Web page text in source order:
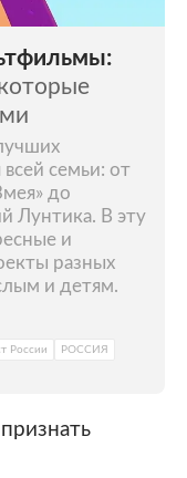
семьи: от
до
Лунтика. В эту
и
разных
и детям.
России
РОССИЯ